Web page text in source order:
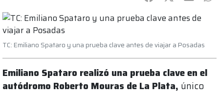
TC: Emiliano Spataro y una prueba clave antes de viajar a Posadas
Emiliano Spataro realizó una prueba clave en el
autódromo Roberto Mouras de La Plata, único